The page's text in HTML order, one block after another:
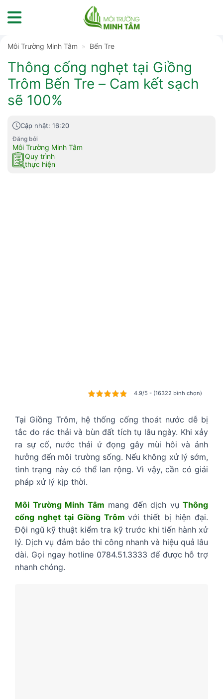
to
Môi Trường Minh Tâm » Bến Tre
Thông cống nghẹt tại Giồng
Trôm Bến Tre – Cam kết sạch
sẽ 100%
Cập nhật: 16:20
Đăng bởi
Môi Trường Minh Tâm
Quy trình
thực hiện
4.9/5 - (16322 bình chọn)
Tại Giồng Trôm, hệ thống cống thoát nước dễ bị
tắc do rác thải và bùn đất tích tụ lâu ngày. Khi xảy
ra sự cố, nước thải ứ đọng gây mùi hôi và ảnh
hưởng đến môi trường sống. Nếu không xử lý sớm,
tình trạng này có thể lan rộng. Vì vậy, cần có giải
pháp xử lý kịp thời.
Môi Trường Minh Tâm mang đến dịch vụ Thông
cống nghẹt tại Giồng Trôm với thiết bị hiện đại.
Đội ngũ kỹ thuật kiểm tra kỹ trước khi tiến hành xử
lý. Dịch vụ đảm bảo thi công nhanh và hiệu quả lâu
dài. Gọi ngay hotline 0784.51.3333 để được hỗ trợ
nhanh chóng.